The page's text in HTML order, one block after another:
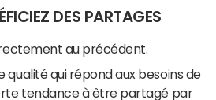
DES PARTAGES
au précédent.
qualité qui répond aux besoins de
tendance à être partagé par